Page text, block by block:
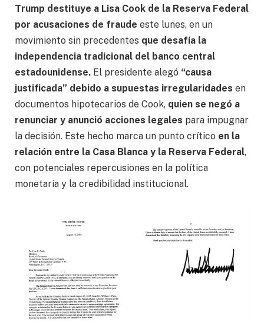
Trump destituye a Lisa Cook de la Reserva Federal
por acusaciones de fraude este lunes, en un
movimiento sin precedentes que desafía la
independencia tradicional del banco central
estadounidense. El presidente alegó “causa
justificada” debido a supuestas irregularidades en
documentos hipotecarios de Cook, quien se negó a
renunciar y anunció acciones legales para impugnar
la decisión. Este hecho marca un punto crítico en la
relación entre la Casa Blanca y la Reserva Federal,
con potenciales repercusiones en la política
monetaria y la credibilidad institucional.